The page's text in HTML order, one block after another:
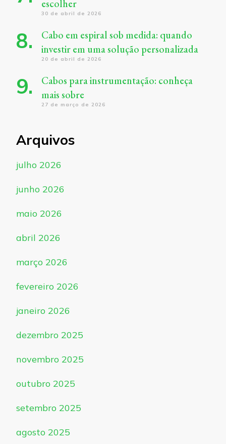
escolher
30 de abril de 2026
Cabo em espiral sob medida: quando
investir em uma solução personalizada
20 de abril de 2026
Cabos para instrumentação: conheça
mais sobre
27 de março de 2026
Arquivos
julho 2026
junho 2026
maio 2026
abril 2026
março 2026
fevereiro 2026
janeiro 2026
dezembro 2025
novembro 2025
outubro 2025
setembro 2025
agosto 2025